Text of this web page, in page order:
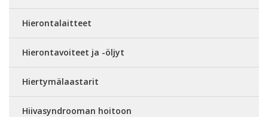
Hierontalaitteet
Hierontavoiteet ja -öljyt
Hiertymälaastarit
Hiivasyndrooman hoitoon